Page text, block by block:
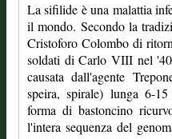
La sifilide è una malattia
il mondo. Secondo la
Cristoforo Colombo di
soldati di Carlo VIII nel
causata dall'agente
speira, spirale) lunga 6-
forma di bastoncino
l'intera sequenza del